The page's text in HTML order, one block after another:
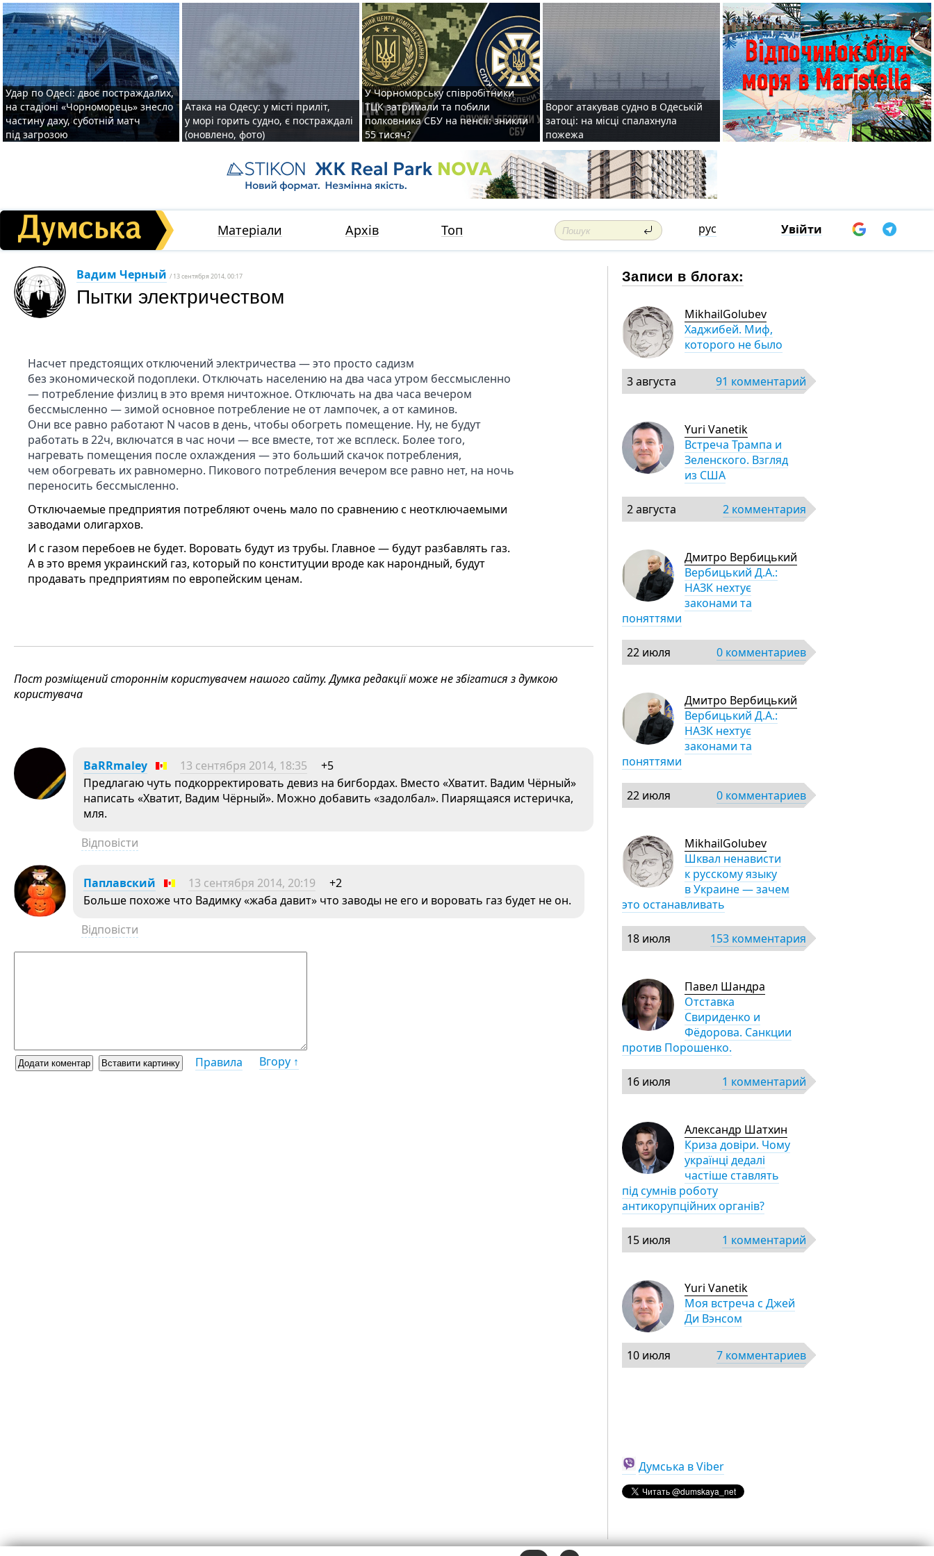
Удар по Одесі: двоє постраждалих,
на стадіоні «Чорноморець» знесло
частину даху, суботній матч
під загрозою
Атака на Одесу: у місті приліт,
у морі горить судно, є постраждалі
(оновлено, фото)
У Чорноморську співробітники
ТЦК затримали та побили
полковника СБУ на пенсії: зникли
55 тисяч?
Ворог атакував судно в Одеській
затоці: на місці спалахнула
пожежа
Матеріали Архів Топ рус Увійти
Вадим Черный / 13 сентября 2014, 00:17
Пытки электричеством
Насчет предстоящих отключений электричества — это просто садизм
без экономической подоплеки. Отключать населению на два часа утром бессмысленно
— потребление физлиц в это время ничтожное. Отключать на два часа вечером
бессмысленно — зимой основное потребление не от лампочек, а от каминов.
Они все равно работают N часов в день, чтобы обогреть помещение. Ну, не будут
работать в 22ч, включатся в час ночи — все вместе, тот же всплеск. Более того,
нагревать помещения после охлаждения — это больший скачок потребления,
чем обогревать их равномерно. Пикового потребления вечером все равно нет, на ночь
переносить бессмысленно.
Отключаемые предприятия потребляют очень мало по сравнению с неотключаемыми
заводами олигархов.
И с газом перебоев не будет. Воровать будут из трубы. Главное — будут разбавлять газ.
А в это время украинский газ, который по конституции вроде как нарондный, будут
продавать предприятиям по европейским ценам.
Пост розміщений стороннім користувачем нашого сайту. Думка редакції може не збігатися з думкою
користувача
BaRRmaley 13 сентября 2014, 18:35
+5
Предлагаю чуть подкорректировать девиз на бигбордах. Вместо «Хватит. Вадим Чёрный»
написать «Хватит, Вадим Чёрный». Можно добавить «задолбал». Пиарящаяся истеричка,
мля.
Відповісти
Паплавский 13 сентября 2014, 20:19
+2
Больше похоже что Вадимку «жаба давит» что заводы не его и воровать газ будет не он.
Відповісти
Правила Вгору ↑
Записи в блогах:
MikhailGolubev
Хаджибей. Миф,
которого не было
3 августа 91 комментарий
Yuri Vanetik
Встреча Трампа и
Зеленского. Взгляд
из США
2 августа 2 комментария
Дмитро Вербицький
Вербицький Д.А.:
НАЗК нехтує
законами та
поняттями
22 июля 0 комментариев
Дмитро Вербицький
Вербицький Д.А.:
НАЗК нехтує
законами та
поняттями
22 июля 0 комментариев
MikhailGolubev
Шквал ненависти
к русскому языку
в Украине — зачем
это останавливать
18 июля 153 комментария
Павел Шандра
Отставка
Свириденко и
Фёдорова. Санкции
против Порошенко.
16 июля 1 комментарий
Александр Шатхин
Криза довіри. Чому
українці дедалі
частіше ставлять
під сумнів роботу
антикорупційних органів?
15 июля 1 комментарий
Yuri Vanetik
Моя встреча с Джей
Ди Вэнсом
10 июля 7 комментариев
Думська в Viber